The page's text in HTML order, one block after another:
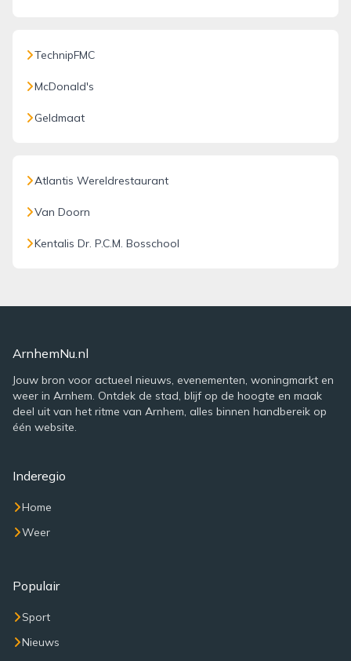
TechnipFMC
McDonald's
Geldmaat
Atlantis Wereldrestaurant
Van Doorn
Kentalis Dr. P.C.M. Bosschool
ArnhemNu.nl
Jouw bron voor actueel nieuws, evenementen, woningmarkt en
weer in Arnhem. Ontdek de stad, blijf op de hoogte en maak
deel uit van het ritme van Arnhem, alles binnen handbereik op
één website.
Inderegio
Home
Weer
Populair
Sport
Nieuws